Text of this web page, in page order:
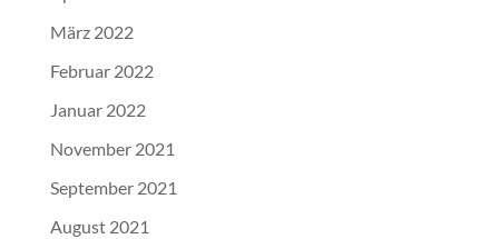
März 2022
Februar 2022
Januar 2022
November 2021
September 2021
August 2021